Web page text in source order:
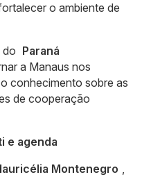
o ambiente de
do Paraná
a Manaus nos
conhecimento sobre as
de cooperação
e agenda
Montenegro ,